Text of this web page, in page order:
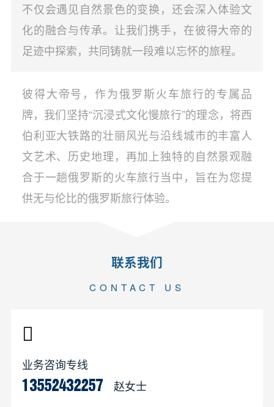
不仅会遇见自然景色的变换，还会深入体验文
化的融合与传承。让我们携手，在彼得大帝的
足迹中探索，共同铸就一段难以忘怀的旅程。
彼得大帝号，作为俄罗斯火车旅行的专属品
牌，我们坚持“沉浸式文化慢旅行”的理念，将西
伯利亚大铁路的壮丽风光与沿线城市的丰富人
文艺术、历史地理，再加上独特的自然景观融
合于一趟俄罗斯的火车旅行当中，旨在为您提
供无与伦比的俄罗斯旅行体验。
联系我们
CONTACT US
业务咨询专线
13552432257 赵女士